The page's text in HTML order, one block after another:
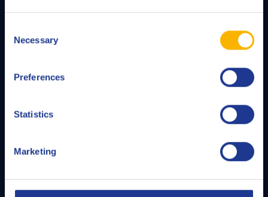
Selection
Necessary
Preferences
Statistics
Marketing
жидкостей